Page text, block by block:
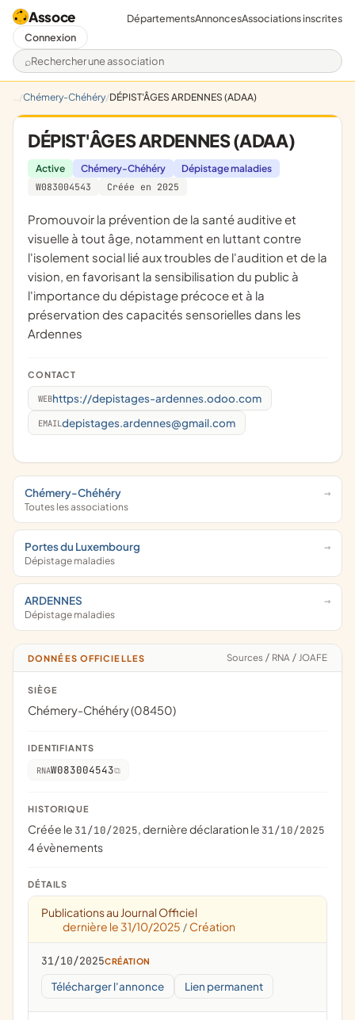
Assoce
Rechercher une association
DépartementsAnnoncesAssociations inscrites
Connexion
Chémery-Chéhéry DÉPIST'ÂGES ARDENNES (ADAA)
DÉPIST'ÂGES ARDENNES (ADAA)
Active Chémery-Chéhéry
Dépistage maladies
W083004543
Créée en 2025
promouvoir la prévention de la santé auditive et
visuelle à tout âge, notamment en luttant contre
l'isolement social lié aux troubles de l'audition et de la
vision, en favorisant la sensibilisation du public à
l'importance du dépistage précoce et à la
préservation des capacités sensorielles dans les
Ardennes
CONTACT
WEBhttps://depistages-ardennes.odoo.com
EMAIL depistages.ardennes@gmail.com
Chémery-Chéhéry
Toutes les associations
Portes du Luxembourg
Dépistage maladies
ARDENNES
Dépistage maladies
DONNÉES OFFICIELLES Sources / RNA / JOAFE
SIÈGE
Chémery-Chéhéry (08450)
IDENTIFIANTS
RNAW083004543
HISTORIQUE
Créée le 31/10/2025, dernière déclaration le 31/10/2025
4 évènements
DÉTAILS
Publications au Journal Officiel
dernière le 31/10/2025 / Création
31/10/2025CRÉATION
Télécharger l'annonce Lien permanent